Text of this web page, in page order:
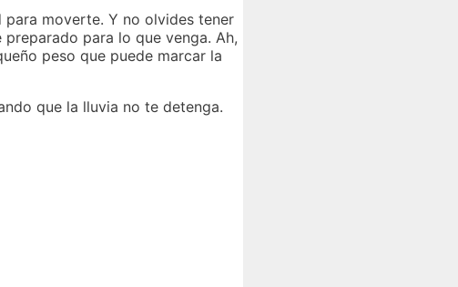
moverte. Y no olvides tener
para lo que venga. Ah,
peso que puede marcar la
que la lluvia no te detenga.